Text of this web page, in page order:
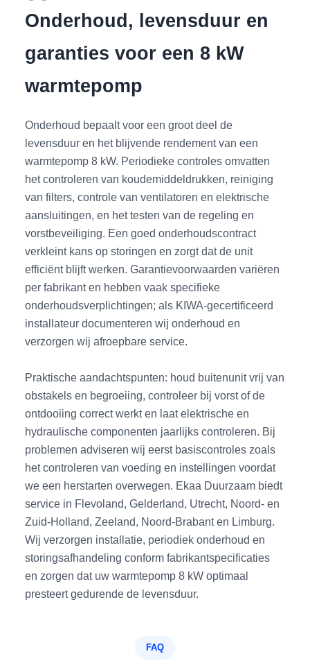
Onderhoud, levensduur en
garanties voor een 8 kW
warmtepomp
Onderhoud bepaalt voor een groot deel de
levensduur en het blijvende rendement van een
warmtepomp 8 kW. Periodieke controles omvatten
het controleren van koudemiddeldrukken, reiniging
van filters, controle van ventilatoren en elektrische
aansluitingen, en het testen van de regeling en
vorstbeveiliging. Een goed onderhoudscontract
verkleint kans op storingen en zorgt dat de unit
efficiënt blijft werken. Garantievoorwaarden variëren
per fabrikant en hebben vaak specifieke
onderhoudsverplichtingen; als KIWA-gecertificeerd
installateur documenteren wij onderhoud en
verzorgen wij afroepbare service.
Praktische aandachtspunten: houd buitenunit vrij van
obstakels en begroeiing, controleer bij vorst of de
ontdooiing correct werkt en laat elektrische en
hydraulische componenten jaarlijks controleren. Bij
problemen adviseren wij eerst basiscontroles zoals
het controleren van voeding en instellingen voordat
we een herstarten overwegen. Ekaa Duurzaam biedt
service in Flevoland, Gelderland, Utrecht, Noord- en
Zuid-Holland, Zeeland, Noord-Brabant en Limburg.
Wij verzorgen installatie, periodiek onderhoud en
storingsafhandeling conform fabrikantspecificaties
en zorgen dat uw warmtepomp 8 kW optimaal
presteert gedurende de levensduur.
FAQ